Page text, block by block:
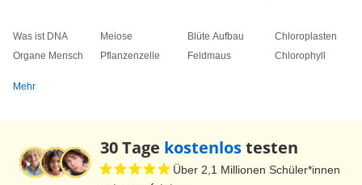
Was ist DNA
Organe Mensch
Meiose
Pflanzenzelle
Blüte Aufbau
Feldmaus
Chloroplasten
Chlorophyll
Mehr
30 Tage kostenlostesten
Über 2,1 Millionen Schüler*innen